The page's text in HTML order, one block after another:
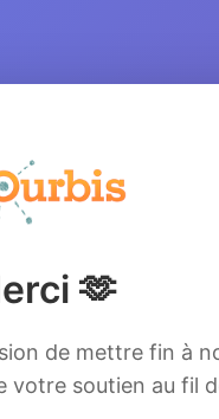
🫶
de mettre fin à
soutien au fil